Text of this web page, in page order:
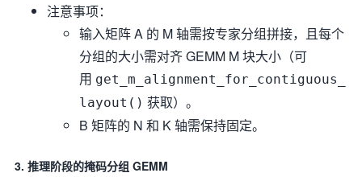
注意事项：
输入矩阵 A 的 M 轴需按专家分组拼接，且每个
分组的大小需对齐 GEMM M 块大小（可
用 get_m_alignment_for_contiguous_
layout() 获取）。
B 矩阵的 N 和 K 轴需保持固定。
3. 推理阶段的掩码分组 GEMM